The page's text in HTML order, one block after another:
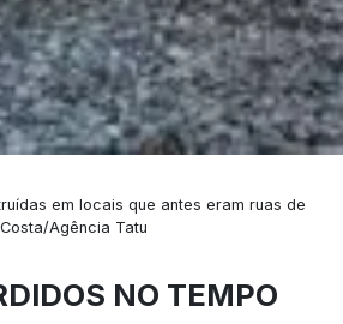
em locais que antes eram ruas de
Agência Tatu
NO TEMPO